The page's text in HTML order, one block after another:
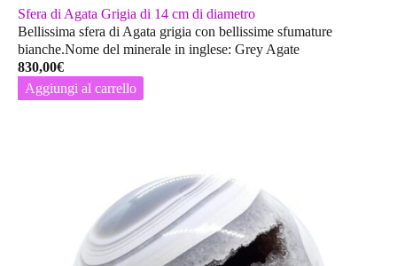
Sfera di Agata Grigia di 14 cm di diametro
Bellissima sfera di Agata grigia con bellissime sfumature
bianche.Nome del minerale in inglese: Grey Agate
830,00€
Aggiungi al carrello